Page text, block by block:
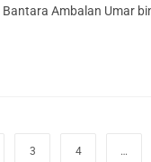
Ambalan Umar
3 4 …